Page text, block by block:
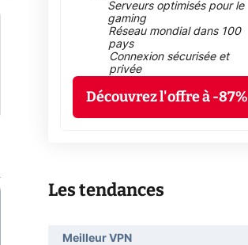
Serveurs optimisés pour le
gaming
Réseau mondial dans 100
pays
Connexion sécurisée et
privée
Découvrez l'offre à -87%
Les tendances
Meilleur VPN